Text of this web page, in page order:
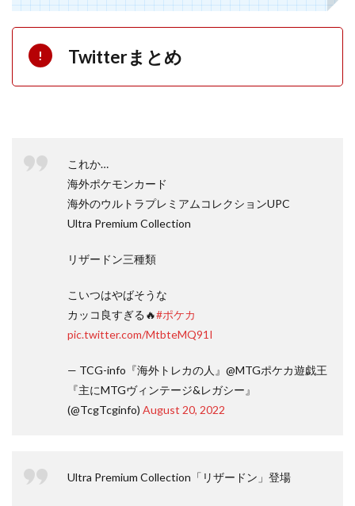
Twitterまとめ
これか…
海外ポケモンカード
海外のウルトラプレミアムコレクションUPC
Ultra Premium Collection
リザードン三種類
こいつはやばそうな
カッコ良すぎる🔥#ポケカ
pic.twitter.com/MtbteMQ91I
— TCG-info『海外トレカの人』@MTGポケカ遊戯王
『主にMTGヴィンテージ&レガシー』
(@TcgTcginfo) August 20, 2022
Ultra Premium Collection「リザードン」登場